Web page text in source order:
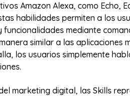
Amazon Alexa, como Echo,
habilidades permiten a los
funcionalidades mediante
similar a las aplicaciones
los usuarios simplemente
marketing digital, las Skills